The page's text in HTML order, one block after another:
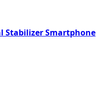
Stabilizer Smartphone